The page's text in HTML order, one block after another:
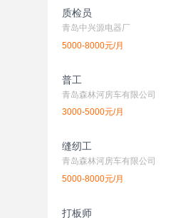
质检员
青岛中兴源电器厂
5000-8000元/月
普工
青岛森林河房车有限公司
3000-5000元/月
缝纫工
青岛森林河房车有限公司
5000-8000元/月
打板师